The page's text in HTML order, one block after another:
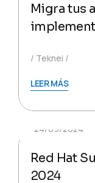
Migra tus
Teknei
LEER MÁS
24/09/2024
Red Hat
2024